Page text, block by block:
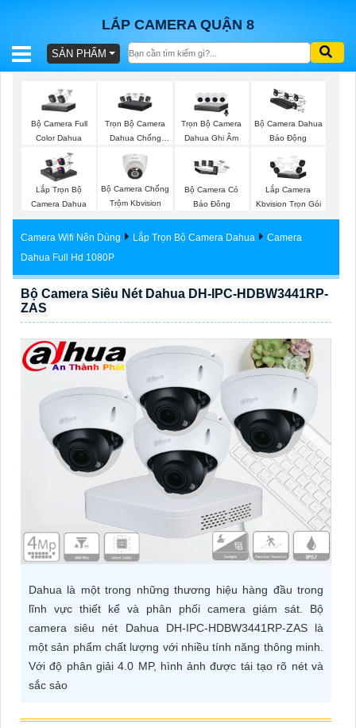
LẮP CAMERA QUẬN 8
BÁO
TRỌN
GÓI
SẢN
TƯ
VẤN
LẮP
ĐẶT
PHỤ
CAMERA
TƯ
VẤN
DỊCH
VỤ
SẢN PHẨM
Bộ Camera Full
Color Dahua
Trọn Bộ Camera
Dahua Chống
Trọn Bộ Camera
Dahua Ghi Âm
Bộ Camera Dahua
Báo Động
Lắp Trọn Bộ
Camera Dahua
Bộ Camera Chống
Trộm Kbvision
Bộ Camera Có
Báo Đông
Lắp Camera
Kbvision Trọn Gói
Camera Wifi Nên Dùng Lắp Trọn Bộ Camera Dahua
Camera
Dahua Full Hd 1080P
Bộ Camera Siêu Nét Dahua DH-IPC-HDBW3441RP-
ZAS
Dahua là một trong những thương hiệu hàng đầu trong
lĩnh vực thiết kế và phân phối camera giám sát. Bộ
camera siêu nét Dahua DH-IPC-HDBW3441RP-ZAS là
một sản phẩm chất lượng với nhiều tính năng thông minh.
Với độ phân giải 4.0 MP, hình ảnh được tái tạo rõ nét và
sắc sảo